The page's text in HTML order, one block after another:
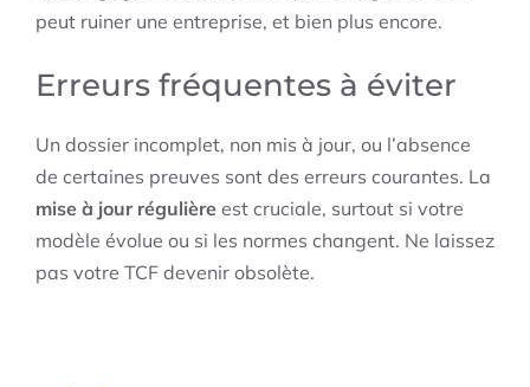
peut ruiner une entreprise, et bien plus encore.
Erreurs fréquentes à éviter
Un dossier incomplet, non mis à jour, ou l’absence
de certaines preuves sont des erreurs courantes. La
mise à jour régulière est cruciale, surtout si votre
modèle évolue ou si les normes changent. Ne laissez
pas votre TCF devenir obsolète.